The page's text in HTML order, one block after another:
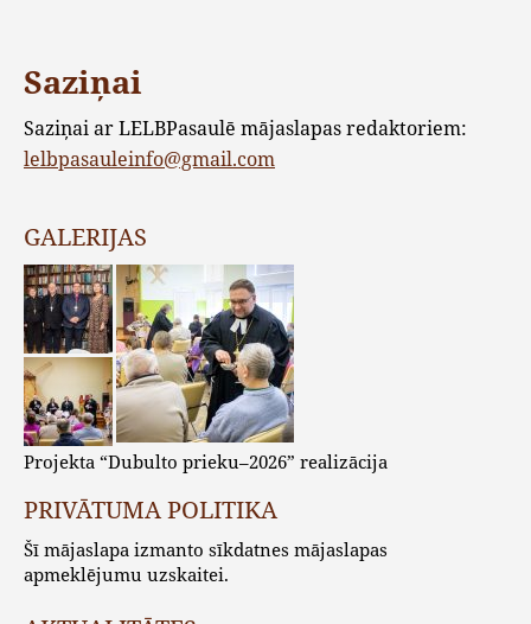
Saziņai
Saziņai ar LELBPasaulē mājaslapas redaktoriem:
lelbpasauleinfo@gmail.com
GALERIJAS
Projekta “Dubulto prieku–2026” realizācija
PRIVĀTUMA POLITIKA
Šī mājaslapa izmanto sīkdatnes mājaslapas
apmeklējumu uzskaitei.